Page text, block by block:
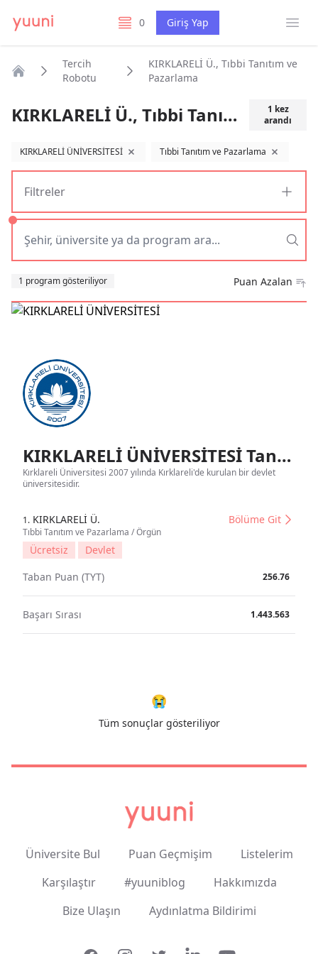
0
listelerim Giriş Yap
Tercih
Robotu
KIRKLARELİ Ü., Tıbbi Tanıtım ve
Pazarlama
KIRKLARELİ Ü., Tıbbi Tanıtım ve Pazarlama 1 kez
arandı
KIRKLARELİ ÜNİVERSİTESİ filtreyi kaldırTıbbi Tanıtım ve Pazarlama filtreyi
Filtreler
1 program gösteriliyor Puan Azalan
KIRKLARELİ ÜNİVERSİTESİ Tanıtım
Kırklareli Üniversitesi 2007 yılında Kırklareli'de kurulan bir devlet
üniversitesidir.
1. KIRKLARELİ Ü.
Tıbbi Tanıtım ve Pazarlama / Örgün
Bölüme Git
Ücretsiz
Devlet
Taban Puan (TYT)
256.76
Başarı Sırası 1.443.563
😭
Tüm sonuçlar gösteriliyor
Üniversite Bul Puan Geçmişim
Listelerim
Karşılaştır
#yuuniblog
Hakkımızda
Bize Ulaşın
Aydınlatma Bildirimi